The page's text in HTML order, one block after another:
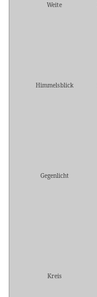
Weite
Himmelsblick
Gegenlicht
Kreis